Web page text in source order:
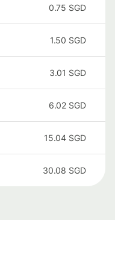
0.75 SGD
1.50 SGD
3.01 SGD
6.02 SGD
15.04 SGD
30.08 SGD